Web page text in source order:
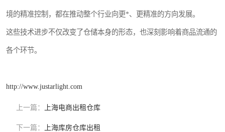
境的精准控制，都在推动整个行业向更*、更精准的方向发展。
这些技术进步不仅改变了仓储本身的形态，也深刻影响着商品流通的
各个环节。
http://www.justarlight.com
上一篇： 上海电商出租仓库
下一篇： 上海库房仓库出租